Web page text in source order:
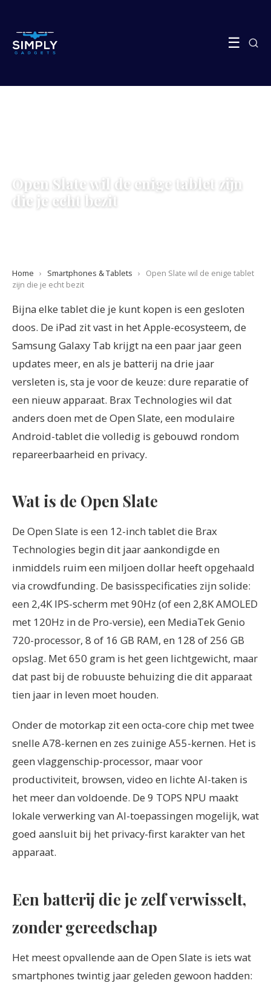
☰
Open Slate wil de enige tablet zijn
die je echt bezit
Home › Smartphones & Tablets ›
Open Slate wil de enige tablet
zijn die je echt bezit
Bijna elke tablet die je kunt kopen is een gesloten
doos. De iPad zit vast in het Apple-ecosysteem, de
Samsung Galaxy Tab krijgt na een paar jaar geen
updates meer, en als je batterij na drie jaar
versleten is, sta je voor de keuze: dure reparatie of
een nieuw apparaat. Brax Technologies wil dat
anders doen met de Open Slate, een modulaire
Android-tablet die volledig is gebouwd rondom
repareerbaarheid en privacy.
Wat is de Open Slate
De Open Slate is een 12-inch tablet die Brax
Technologies begin dit jaar aankondigde en
inmiddels ruim een miljoen dollar heeft opgehaald
via crowdfunding. De basisspecificaties zijn solide:
een 2,4K IPS-scherm met 90Hz (of een 2,8K AMOLED
met 120Hz in de Pro-versie), een MediaTek Genio
720-processor, 8 of 16 GB RAM, en 128 of 256 GB
opslag. Met 650 gram is het geen lichtgewicht, maar
dat past bij de robuuste behuizing die dit apparaat
tien jaar in leven moet houden.
Onder de motorkap zit een octa-core chip met twee
snelle A78-kernen en zes zuinige A55-kernen. Het is
geen vlaggenschip-processor, maar voor
productiviteit, browsen, video en lichte AI-taken is
het meer dan voldoende. De 9 TOPS NPU maakt
lokale verwerking van AI-toepassingen mogelijk, wat
goed aansluit bij het privacy-first karakter van het
apparaat.
Een batterij die je zelf verwisselt,
zonder gereedschap
Het meest opvallende aan de Open Slate is iets wat
smartphones twintig jaar geleden gewoon hadden: